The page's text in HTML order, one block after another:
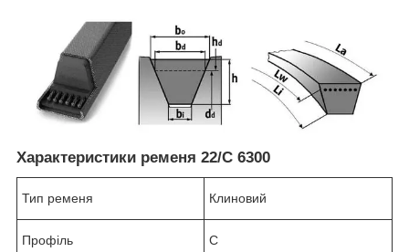
Характеристики ременя 22/C 6300
Тип ременя Клиновий
Профіль C